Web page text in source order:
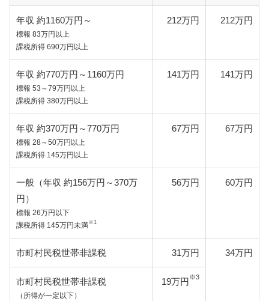
年収 約1160万円～
標報 83万円以上
課税所得 690万円以上
212万円 212万円
年収 約770万円～1160万円
標報 53～79万円以上
課税所得 380万円以上
141万円 141万円
年収 約370万円～770万円
標報 28～50万円以上
課税所得 145万円以上
67万円 67万円
一般（年収 約156万円～370万
円）
標報 26万円以下
課税所得 145万円未満※1
56万円 60万円
市町村民税世帯非課税 31万円 34万円
市町村民税世帯非課税
（所得が一定以下）
19万円※3